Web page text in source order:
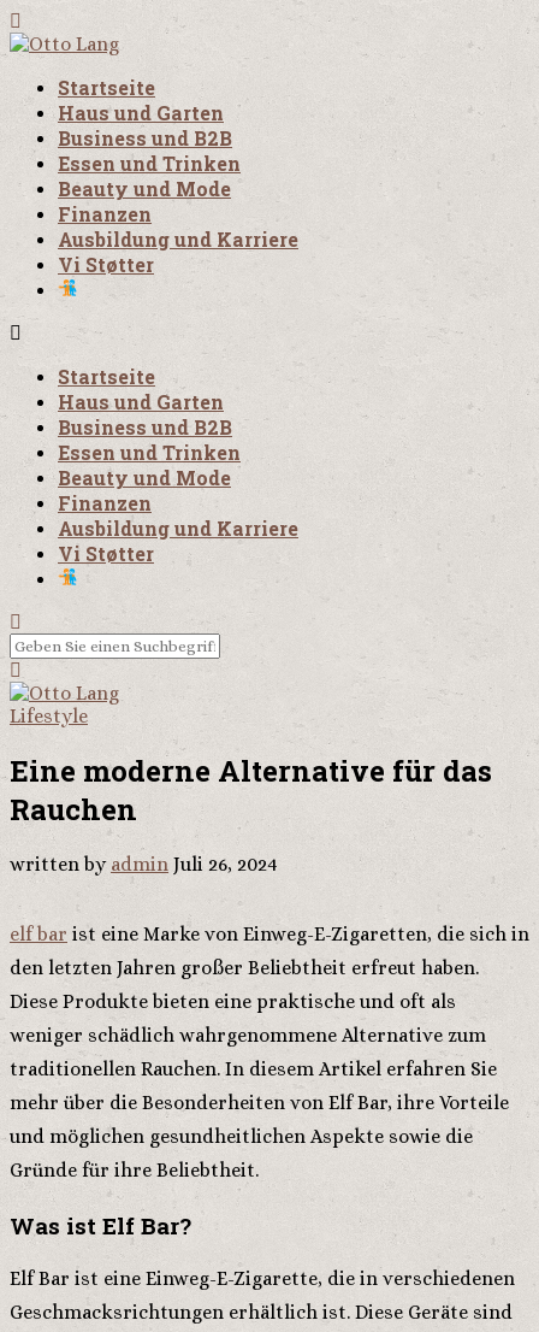
Startseite
Haus und Garten
Business und B2B
Essen und Trinken
Beauty und Mode
Finanzen
Ausbildung und Karriere
Vi Støtter
Startseite
Haus und Garten
Business und B2B
Essen und Trinken
Beauty und Mode
Finanzen
Ausbildung und Karriere
Vi Støtter
Lifestyle
Eine moderne Alternative für das
Rauchen
written by admin Juli 26, 2024
elf bar ist eine Marke von Einweg-E-Zigaretten, die sich in
den letzten Jahren großer Beliebtheit erfreut haben.
Diese Produkte bieten eine praktische und oft als
weniger schädlich wahrgenommene Alternative zum
traditionellen Rauchen. In diesem Artikel erfahren Sie
mehr über die Besonderheiten von Elf Bar, ihre Vorteile
und möglichen gesundheitlichen Aspekte sowie die
Gründe für ihre Beliebtheit.
Was ist Elf Bar?
Elf Bar ist eine Einweg-E-Zigarette, die in verschiedenen
Geschmacksrichtungen erhältlich ist. Diese Geräte sind